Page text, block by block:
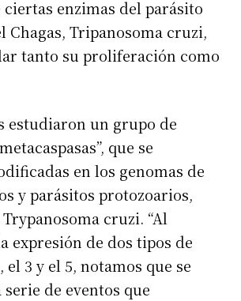
enzimas del parásito
Chagas, Tripanosoma cruzi,
tanto su proliferación como
estudiaron un grupo de
que se
en los genomas de
y parásitos protozoarios,
cruzi. “Al
expresión de dos tipos de
el 3 y el 5, notamos que se
de eventos que